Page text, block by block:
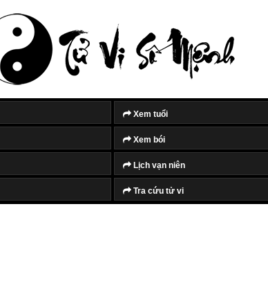
Xem tuổi
Xem bói
Lịch vạn niên
Tra cứu tử vi